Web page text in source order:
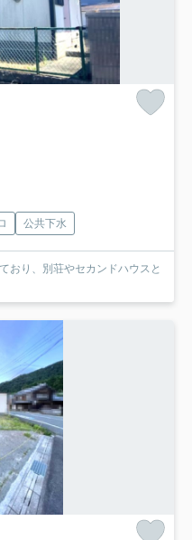
公共下水
おり、別荘やセカンドハウスと